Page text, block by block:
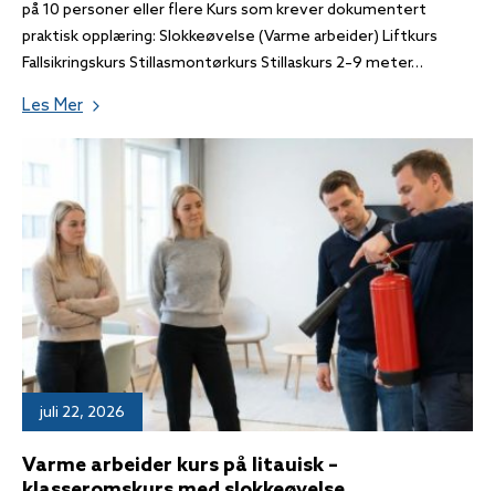
på 10 personer eller flere Kurs som krever dokumentert
praktisk opplæring: Slokkeøvelse (Varme arbeider) Liftkurs
Fallsikringskurs Stillasmontørkurs Stillaskurs 2–9 meter…
Les Mer
juli 22, 2026
Varme arbeider kurs på litauisk –